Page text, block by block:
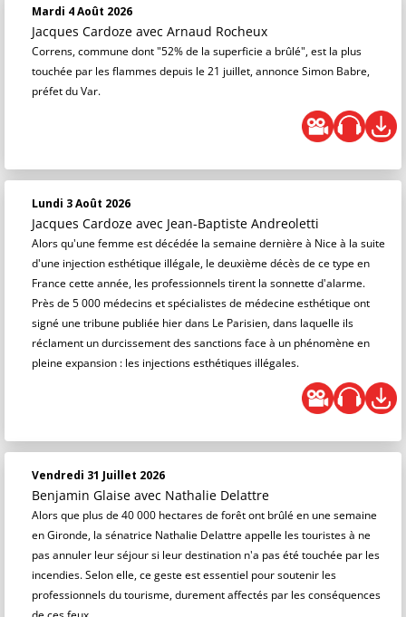
Mardi 4 Août 2026
Jacques Cardoze avec Arnaud Rocheux
Correns, commune dont "52% de la superficie a brûlé", est la plus
touchée par les flammes depuis le 21 juillet, annonce Simon Babre,
préfet du Var.
Lundi 3 Août 2026
Jacques Cardoze avec Jean-Baptiste Andreoletti
Alors qu'une femme est décédée la semaine dernière à Nice à la suite
d'une injection esthétique illégale, le deuxième décès de ce type en
France cette année, les professionnels tirent la sonnette d'alarme.
Près de 5 000 médecins et spécialistes de médecine esthétique ont
signé une tribune publiée hier dans Le Parisien, dans laquelle ils
réclament un durcissement des sanctions face à un phénomène en
pleine expansion : les injections esthétiques illégales.
Vendredi 31 Juillet 2026
Benjamin Glaise avec Nathalie Delattre
Alors que plus de 40 000 hectares de forêt ont brûlé en une semaine
en Gironde, la sénatrice Nathalie Delattre appelle les touristes à ne
pas annuler leur séjour si leur destination n'a pas été touchée par les
incendies. Selon elle, ce geste est essentiel pour soutenir les
professionnels du tourisme, durement affectés par les conséquences